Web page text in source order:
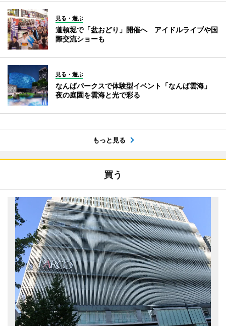
見る・遊ぶ
道頓堀で「盆おどり」開催へ アイドルライブや国
際交流ショーも
見る・遊ぶ
なんばパークスで体験型イベント「なんば雲海」
夜の庭園を雲海と光で彩る
もっと見る
買う